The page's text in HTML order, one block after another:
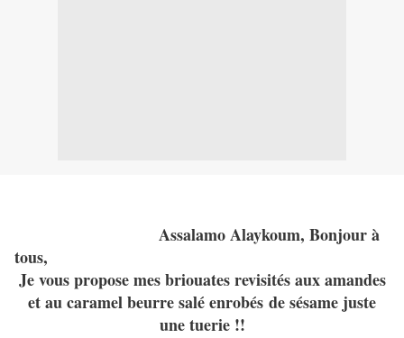
Assalamo Alaykoum, Bonjour à
tous,
Je vous propose mes briouates revisités aux amandes
et au caramel beurre salé enrobés de sésame juste
une tuerie !!